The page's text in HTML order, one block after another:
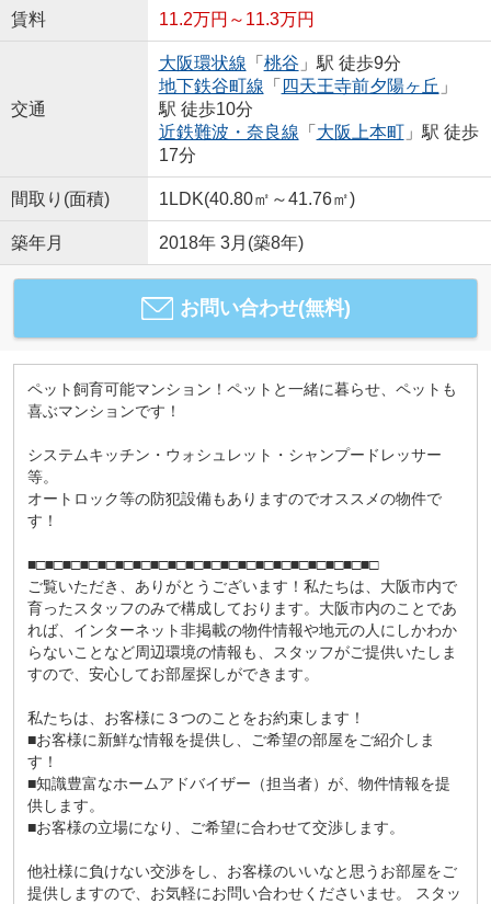
賃料 11.2万円～11.3万円
交通
大阪環状線 「 桃谷 」駅 徒歩9分
地下鉄谷町線 「 四天王寺前夕陽ヶ丘 」
駅 徒歩10分
近鉄難波・奈良線 「 大阪上本町」駅 徒歩
17分
間取り(面積) 1LDK(40.80㎡～41.76㎡)
築年月 2018年 3月(築8年)
お問い合わせ(無料)
ペット飼育可能マンション！ペットと一緒に暮らせ、ペットも
喜ぶマンションです！
システムキッチン・ウォシュレット・シャンプードレッサー
等。
オートロック等の防犯設備もありますのでオススメの物件で
す！
■□■□■□■□■□■□■□■□■□■□■□■□■□■□■□■□■□■□■□■□
ご覧いただき、ありがとうございます！私たちは、大阪市内で
育ったスタッフのみで構成しております。大阪市内のことであ
れば、インターネット非掲載の物件情報や地元の人にしかわか
らないことなど周辺環境の情報も、スタッフがご提供いたしま
すので、安心してお部屋探しができます。
私たちは、お客様に３つのことをお約束します！
■お客様に新鮮な情報を提供し、ご希望の部屋をご紹介しま
す！
■知識豊富なホームアドバイザー（担当者）が、物件情報を提
供します。
■お客様の立場になり、ご希望に合わせて交渉します。
他社様に負けない交渉をし、お客様のいいなと思うお部屋をご
提供しますので、お気軽にお問い合わせくださいませ。 スタッ